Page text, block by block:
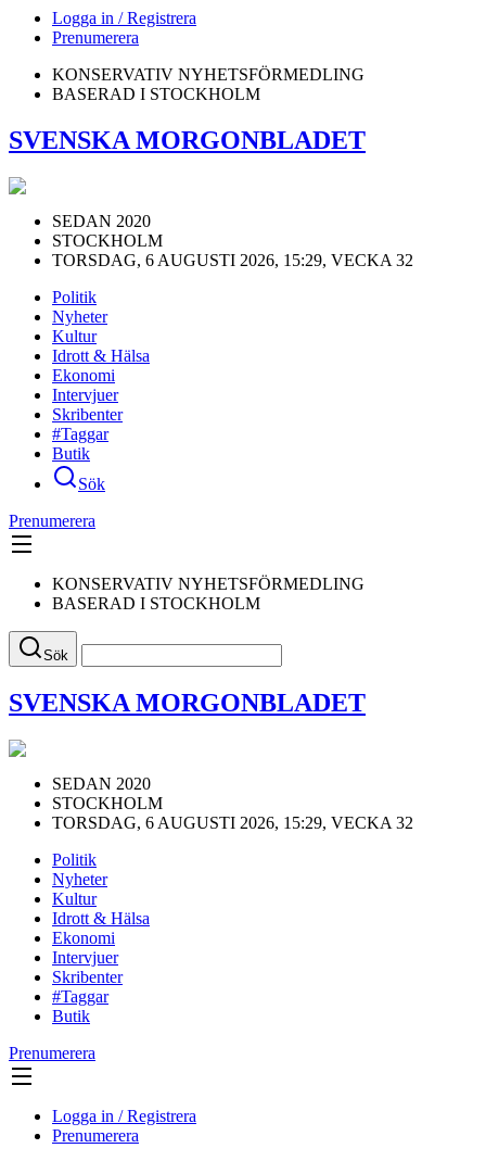
Logga in / Registrera
Prenumerera
KONSERVATIV NYHETSFÖRMEDLING
BASERAD I STOCKHOLM
SVENSKA MORGONBLADET
SEDAN 2020
STOCKHOLM
TORSDAG, 6 AUGUSTI 2026, 15:29, VECKA 32
Politik
Nyheter
Kultur
Idrott & Hälsa
Ekonomi
Intervjuer
Skribenter
#Taggar
Butik
Sök
Prenumerera
KONSERVATIV NYHETSFÖRMEDLING
BASERAD I STOCKHOLM
Sök
SVENSKA MORGONBLADET
SEDAN 2020
STOCKHOLM
TORSDAG, 6 AUGUSTI 2026, 15:29, VECKA 32
Politik
Nyheter
Kultur
Idrott & Hälsa
Ekonomi
Intervjuer
Skribenter
#Taggar
Butik
Prenumerera
Logga in / Registrera
Prenumerera